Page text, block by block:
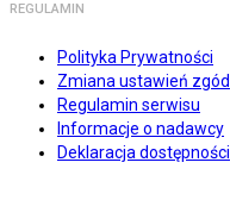
REGULAMIN
Polityka Prywatności
Zmiana ustawień zgód
Regulamin serwisu
Informacje o nadawcy
Deklaracja dostępności